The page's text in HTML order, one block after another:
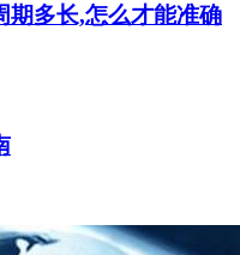
期多长,怎么才能准确